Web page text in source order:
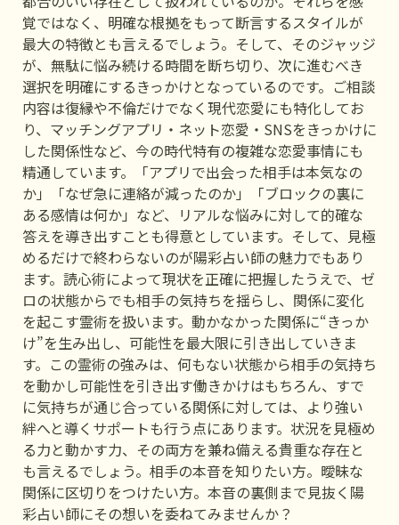
覚ではなく、明確な根拠をもって断言するスタイルが
最大の特徴とも言えるでしょう。そして、そのジャッジ
が、無駄に悩み続ける時間を断ち切り、次に進むべき
選択を明確にするきっかけとなっているのです。ご相談
内容は復縁や不倫だけでなく現代恋愛にも特化してお
り、マッチングアプリ・ネット恋愛・SNSをきっかけに
した関係性など、今の時代特有の複雑な恋愛事情にも
精通しています。「アプリで出会った相手は本気なの
か」「なぜ急に連絡が減ったのか」「ブロックの裏に
ある感情は何か」など、リアルな悩みに対して的確な
答えを導き出すことも得意としています。そして、見極
めるだけで終わらないのが陽彩占い師の魅力でもあり
ます。読心術によって現状を正確に把握したうえで、ゼ
ロの状態からでも相手の気持ちを揺らし、関係に変化
を起こす霊術を扱います。動かなかった関係に“きっか
け”を生み出し、可能性を最大限に引き出していきま
す。この霊術の強みは、何もない状態から相手の気持ち
を動かし可能性を引き出す働きかけはもちろん、すで
に気持ちが通じ合っている関係に対しては、より強い
絆へと導くサポートも行う点にあります。状況を見極め
る力と動かす力、その両方を兼ね備える貴重な存在と
も言えるでしょう。相手の本音を知りたい方。曖昧な
関係に区切りをつけたい方。本音の裏側まで見抜く陽
彩占い師にその想いを委ねてみませんか？